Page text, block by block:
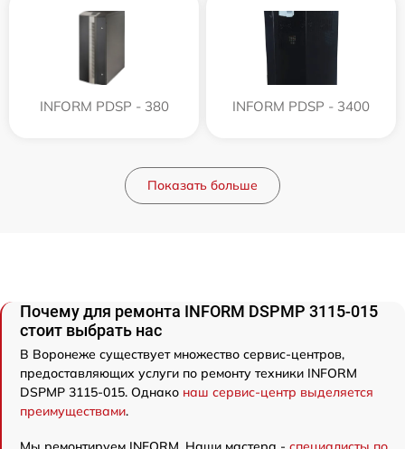
INFORM PDSP - 380 INFORM PDSP - 3400
Показать больше
Почему для ремонта INFORM DSPMP 3115-015
стоит выбрать нас
В Воронеже существует множество сервис-центров,
предоставляющих услуги по ремонту техники INFORM
DSPMP 3115-015. Однако наш сервис-центр выделяется
преимуществами.